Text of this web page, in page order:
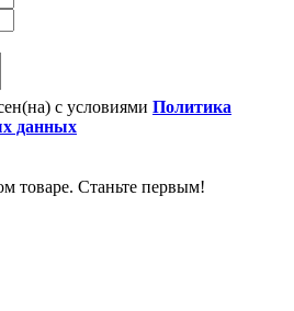
с условиями Политика
данных
товаре. Станьте первым!